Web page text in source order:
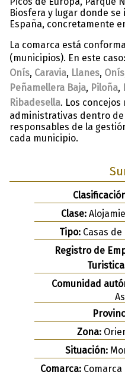
Biosfera y lugar donde
España, concretamente
La comarca está
(municipios). En este caso:
Onís, Caravia, Llanes, Onís
Peñamellera Baja, Piloña,
Ribadesella. Los
administrativas dentro de
responsables de la
cada municipio.
Clase:
Tipo:Casas de
Registro de
Comunidad
Zona:
Situación:
Comarca: